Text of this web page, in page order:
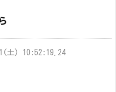
土) 10:52:19.24